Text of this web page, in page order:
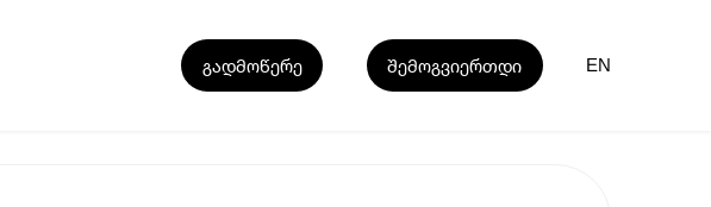
გადმოწერე შემოგვიერთდი EN